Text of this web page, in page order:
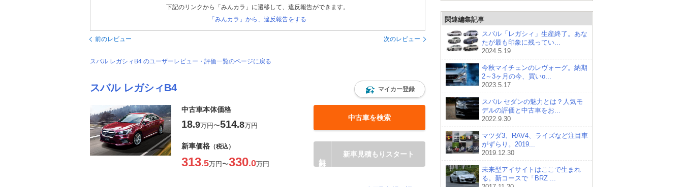
下記のリンクから「みんカラ」に遷移して、違反報告ができます。
「みんカラ」から、違反報告をする
前のレビュー 次のレビュー
スバル レガシィB4 のユーザーレビュー・評価一覧のページに戻る
スバル レガシィB4 マイカー登録
中古車本体価格
18.9万円〜514.8万円
中古車を検索
新車価格 （税込）
313.5万円〜330.0万円
新車見積もりスタート
関連編集記事
スバル「レガシィ」生産終了。あな
たが最も印象に残ってい...
2024.5.19
今秋マイチェンのレヴォーグ。納期
2～3ヶ月の今、買いo...
2023.5.17
スバル セダンの魅力とは？人気モ
デルの評価と中古車をお...
2022.9.30
マツダ3、RAV4、ライズなど注目車
がずらり。2019...
2019.12.30
未来型アイサイトはここで生まれ
る。新コースで「BRZ ...